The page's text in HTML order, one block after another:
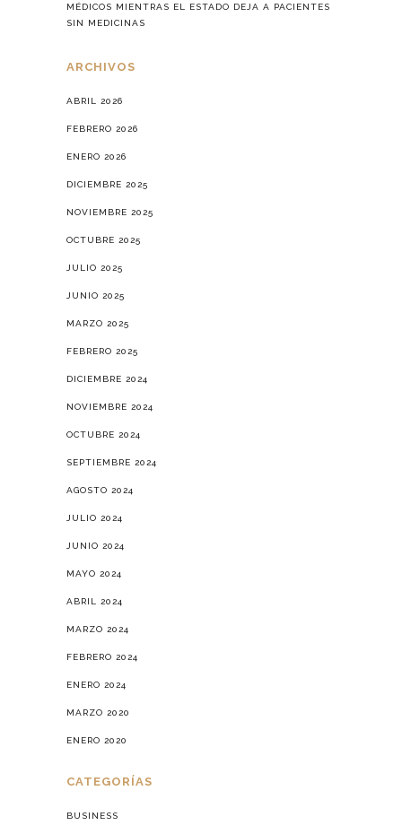
MÉDICOS MIENTRAS EL ESTADO DEJA A PACIENTES
SIN MEDICINAS
ARCHIVOS
ABRIL 2026
FEBRERO 2026
ENERO 2026
DICIEMBRE 2025
NOVIEMBRE 2025
OCTUBRE 2025
JULIO 2025
JUNIO 2025
MARZO 2025
FEBRERO 2025
DICIEMBRE 2024
NOVIEMBRE 2024
OCTUBRE 2024
SEPTIEMBRE 2024
AGOSTO 2024
JULIO 2024
JUNIO 2024
MAYO 2024
ABRIL 2024
MARZO 2024
FEBRERO 2024
ENERO 2024
MARZO 2020
ENERO 2020
CATEGORÍAS
BUSINESS